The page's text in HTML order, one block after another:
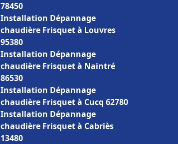
78450
Installation Dépannage
chaudière Frisquet à Louvres
95380
Installation Dépannage
chaudière Frisquet à Naintré
86530
Installation Dépannage
chaudière Frisquet à Cucq 62780
Installation Dépannage
chaudière Frisquet à Cabriès
13480